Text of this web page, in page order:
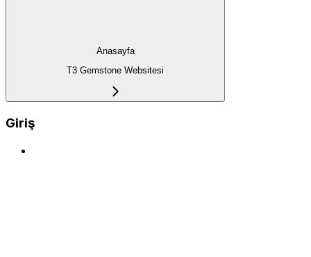
Anasayfa
T3 Gemstone Websitesi
Giriş